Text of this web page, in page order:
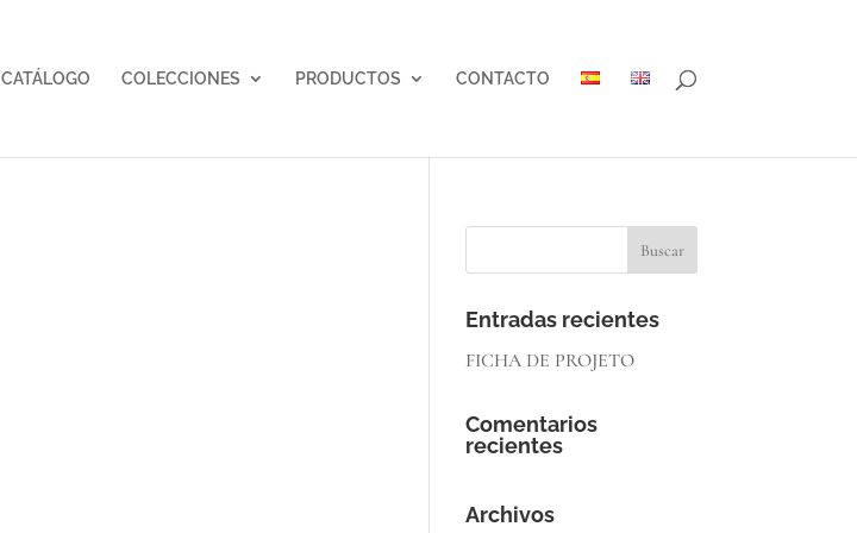
CATÁLOGO COLECCIONES PRODUCTOS CONTACTO
Entradas recientes
FICHA DE PROJETO
Comentarios
recientes
Archivos